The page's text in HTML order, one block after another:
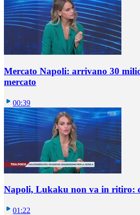
Mercato Napoli: arrivano 30
mercato
00:39
Napoli, Lukaku non va in ritiro:
01:22